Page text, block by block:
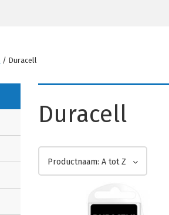
/ Duracell
Duracell
Productnaam: A tot Z